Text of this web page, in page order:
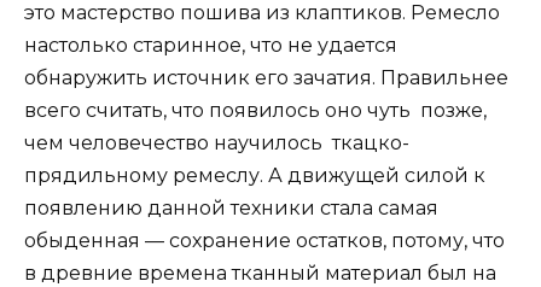
это мастерство пошива из клаптиков. Ремесло
настолько старинное, что не удается
обнаружить источник его зачатия. Правильнее
всего считать, что появилось оно чуть позже,
чем человечество научилось ткацко-
прядильному ремеслу. А движущей силой к
появлению данной техники стала самая
обыденная — сохранение остатков, потому, что
в древние времена тканный материал был на